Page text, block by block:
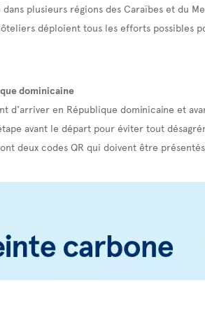
plusieurs régions des Caraïbes et du
déploient tous les efforts possibles
dominicaine
d'arriver en République dominicaine et
avant le départ pour éviter tout
deux codes QR qui doivent être